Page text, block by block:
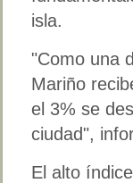
isla.
Como una
Mariño
el 3% se
ciudad ,
El alto